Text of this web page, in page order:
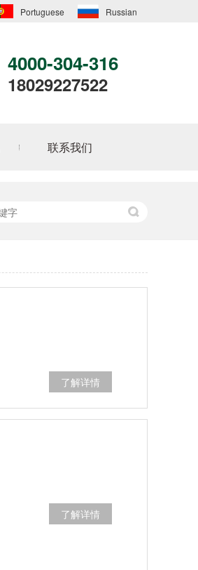
Portuguese Russian
4000-304-316
18029227522
联系我们
了解详情
了解详情